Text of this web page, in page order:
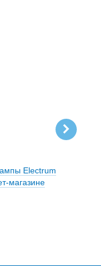
Electrum
магазине